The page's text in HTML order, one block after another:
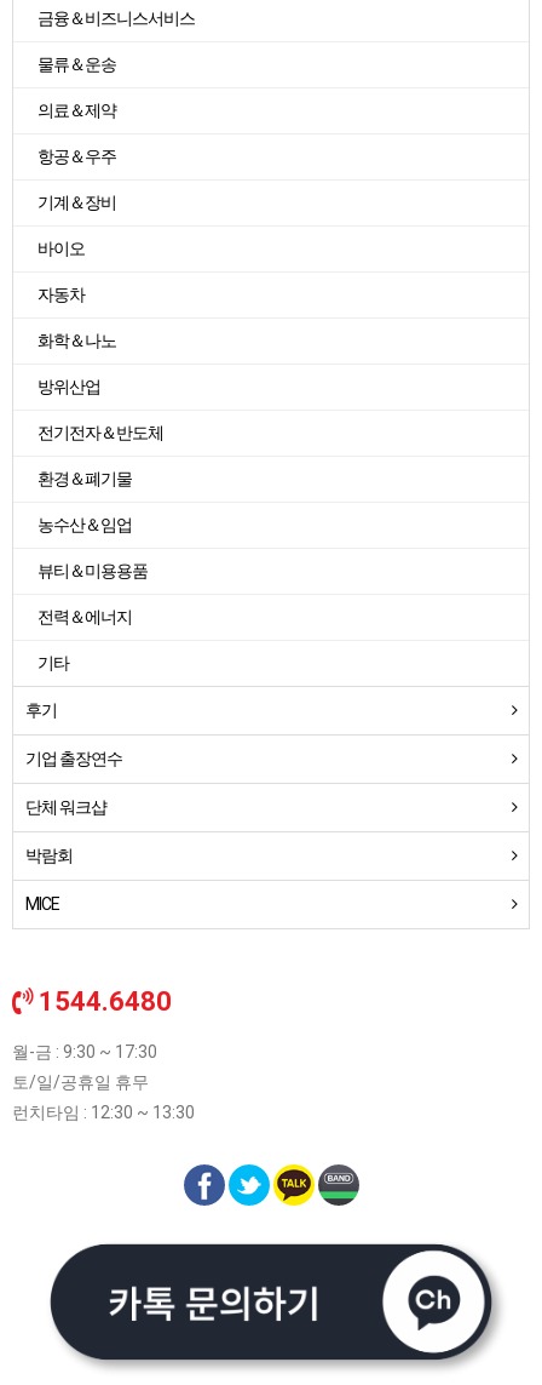
금융＆비즈니스서비스
물류＆운송
의료＆제약
항공＆우주
기계＆장비
바이오
자동차
화학＆나노
방위산업
전기전자＆반도체
환경＆폐기물
농수산＆임업
뷰티＆미용용품
전력＆에너지
기타
후기
기업 출장연수
단체 워크샵
박람회
MICE
1544.6480
월-금 : 9:30 ~ 17:30
토/일/공휴일 휴무
런치타임 : 12:30 ~ 13:30